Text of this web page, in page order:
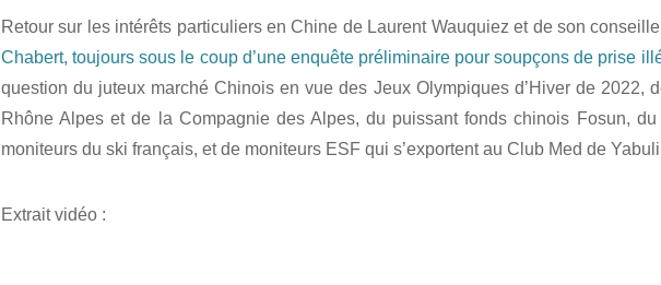
Retour sur les intérêts particuliers en Chine de Laurent Wauquiez et de son
Chabert, toujours sous le coup d’une enquête préliminaire pour soupçons de prise
question du juteux marché Chinois en vue des Jeux Olympiques d’Hiver de 2022,
Rhône Alpes et de la Compagnie des Alpes, du puissant fonds chinois Fosun,
moniteurs du ski français, et de moniteurs ESF qui s’exportent au Club Med de
Extrait vidéo :